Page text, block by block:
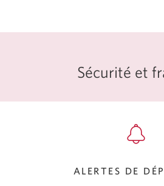
Sécurité et
ALERTES DE